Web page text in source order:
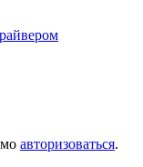
авторизоваться.